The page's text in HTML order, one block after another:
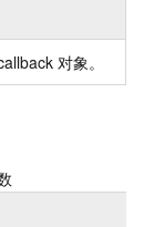
对象。